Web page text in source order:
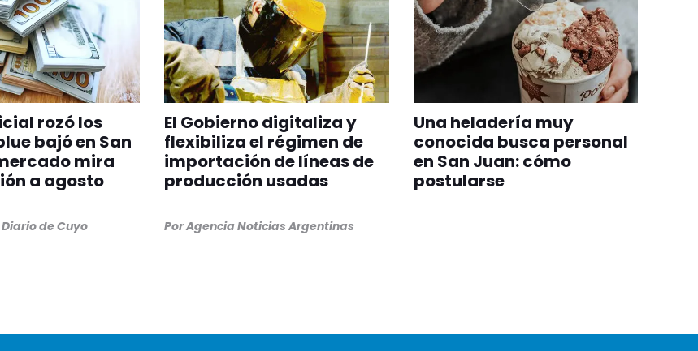
rozó los
bajó en San
mira
a agosto
de Cuyo
El Gobierno digitaliza y
flexibiliza el régimen de
importación de líneas de
producción usadas
PorAgencia Noticias Argentinas
Una heladería muy
conocida busca personal
en San Juan: cómo
postularse